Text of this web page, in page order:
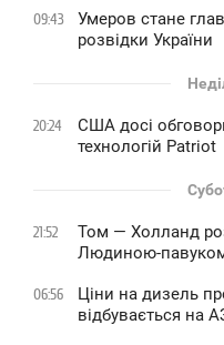
09:43
Умеров стане
розвідки України
20:24
США досі
технологій Patriot
21:52
Том — Холланд
Людиною-
06:56
Ціни на дизель
відбувається на